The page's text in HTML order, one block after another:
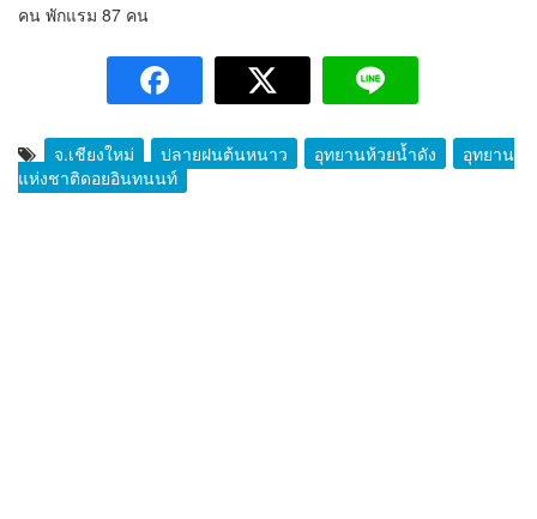
คน พักแรม 87 คน
จ.เชียงใหม่ ปลายฝนต้นหนาว อุทยานห้วยน้ำดัง
อุทยาน
แห่งชาติดอยอินทนนท์